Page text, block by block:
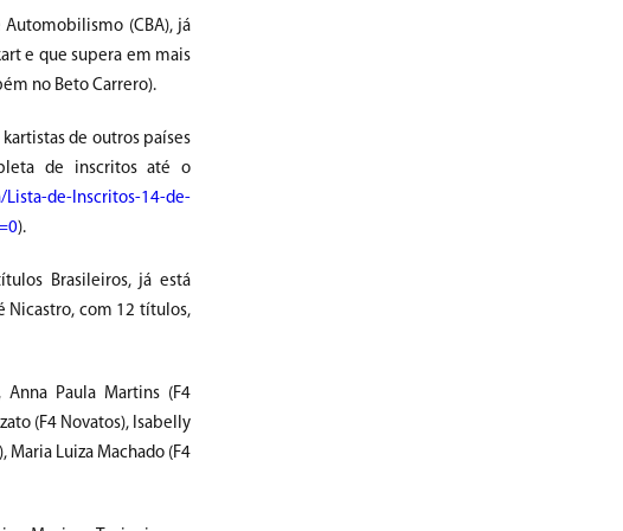
Automobilismo (CBA), já
e que supera em mais
no Beto Carrero).
de outros países
de inscritos até o
de-Inscritos-14-de-
).
Brasileiros, já está
Nicastro, com 12 títulos,
Paula Martins (F4
(F4 Novatos), Isabelly
Maria Luiza Machado (F4